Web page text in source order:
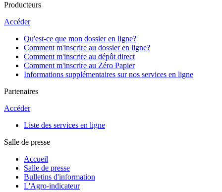
Producteurs
Accéder
Qu'est-ce que mon dossier en ligne?
Comment m'inscrire au dossier en ligne?
Comment m'inscrire au dépôt direct
Comment m'inscrire au Zéro Papier
Informations supplémentaires sur nos services en ligne
Partenaires
Accéder
Liste des services en ligne
Salle de presse
Accueil
Salle de presse
Bulletins d'information
L'Agro-indicateur